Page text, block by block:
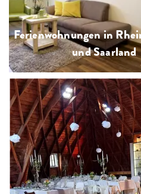
Urlaub auf dem
Ferienwohnungen in
und Saarland